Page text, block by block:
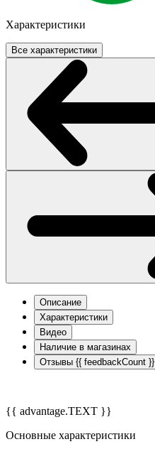
Характеристики
Все характеристики
Описание
Характеристики
Видео
Наличие в магазинах
Отзывы {{ feedbackCount }}
{{ advantage.TEXT }}
Основные характеристики